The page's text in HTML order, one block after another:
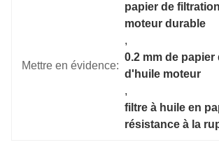
Mettre en évidence:
papier de
moteur durable
,
0.2 mm de
d'huile moteur
,
filtre à huile en
résistance à la